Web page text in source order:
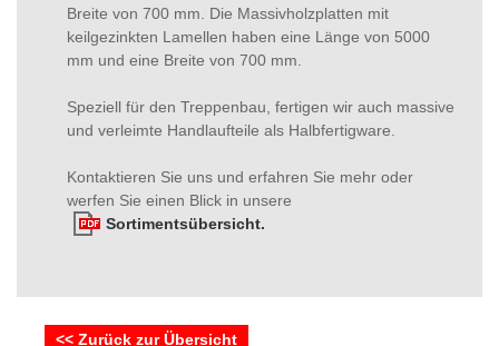
Breite von 700 mm. Die Massivholzplatten mit
keilgezinkten Lamellen haben eine Länge von 5000
mm und eine Breite von 700 mm.
Speziell für den Treppenbau, fertigen wir auch massive
und verleimte Handlaufteile als Halbfertigware.
Kontaktieren Sie uns und erfahren Sie mehr oder
werfen Sie einen Blick in unsere
Sortimentsübersicht.
<< Zurück zur Übersicht